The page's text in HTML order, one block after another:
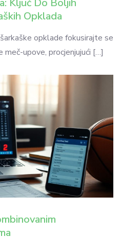
Ključ Do Boljih
Opklada
opklade fokusirajte se
upove, procjenjujući […]